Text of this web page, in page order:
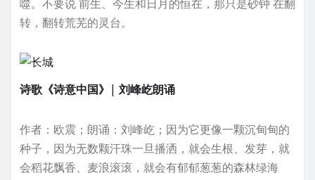
噬。不要说 前生、今生和日月的恒在，那只是砂钟 在翻
转，翻转荒芜的灵台。
诗歌《诗意中国》| 刘峰屹朗诵
作者：欧震；朗诵：刘峰屹；因为它更像一颗沉甸甸的
种子，因为无数颗汗珠一旦播洒，就会生根、发芽，就
会稻花飘香、麦浪滚滚，就会有郁郁葱葱的森林绿海